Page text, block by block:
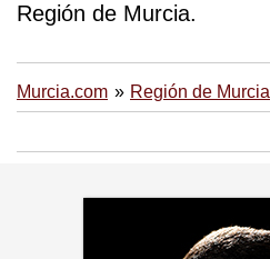
Región de Murcia.
Murcia.com Región de Murcia